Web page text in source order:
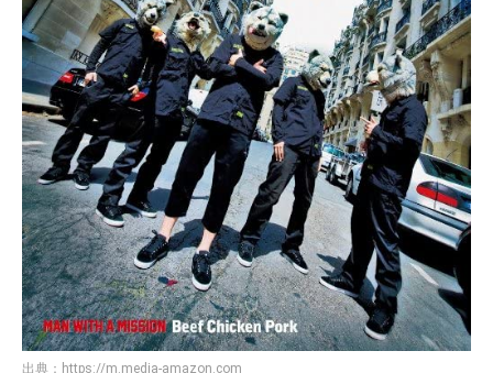
出典： https://m.media-amazon.com